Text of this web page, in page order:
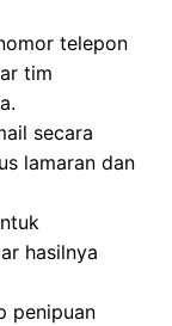
telepon
tim
secara
lamaran dan
hasilnya
penipuan